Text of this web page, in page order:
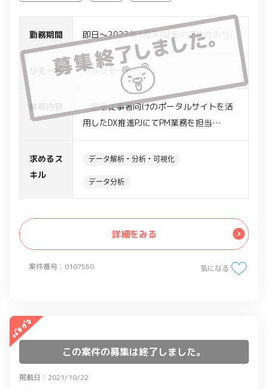
案件番号：0107550
勤務期間 即日～2022年1月末(延長の可能性あり)
リモート フルリモート
業務内容
・医療従事者向けのポータルサイトを活
用したDX推進PJにてPM業務を担当
-KPI設計
-アンケートを元にデータ分析、資料作
-メンバーの進捗管理
求めるス
キル
データ解析・分析・可視化
データ分析
詳細をみる
気になる
この案件の募集は終了しました。
掲載日：2021/10/22